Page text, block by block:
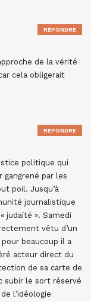
de la vérité
cela obligerait
RÉPONDRE
politique qui
gangrené par les
poil. Jusqu’à
journalistique
judaïté ». Samedi
vêtu d’un
beaucoup il a
acteur direct du
de sa carte de
subir le sort réservé
l’idéologie
RÉPONDRE